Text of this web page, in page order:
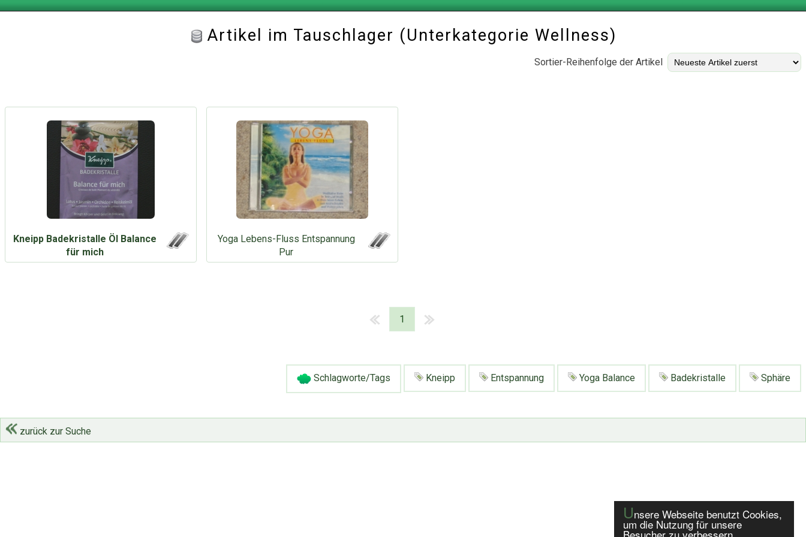
Unsere Webseite benutzt Cookies,
um die Nutzung für unsere
Artikel im Tauschlager (Unterkategorie Wellness)
Sortier-Reihenfolge der Artikel
Kneipp Badekristalle Öl Balance
für mich
Yoga Lebens-Fluss Entspannung
Pur
1
Schlagworte/Tags Kneipp Entspannung Yoga Balance Badekristalle Sphäre
zurück zur Suche